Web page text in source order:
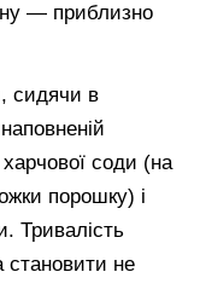
— приблизно
сидячи в
соди (на
порошку) і
Тривалість
становити не